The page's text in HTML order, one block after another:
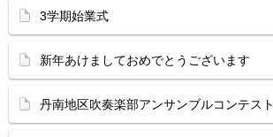
3学期始業式
新年あけましておめでとうございます
丹南地区吹奏楽部アンサンブルコンテスト